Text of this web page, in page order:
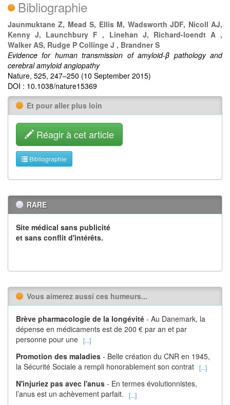
Bibliographie
Jaunmuktane Z, Mead S, Ellis M, Wadsworth JDF, Nicoll AJ,
Kenny J, Launchbury F , Linehan J, Richard-loendt A ,
Walker AS, Rudge P Collinge J , Brandner S
Evidence for human transmission of amyloid-β pathology and
cerebral amyloid angiopathy
Nature, 525, 247–250 (10 September 2015)
DOI : 10.1038/nature15369
Et pour aller plus loin
Réagir à cet article
Bibliographie
RARE
Site médical sans publicité
et sans conflit d'intérêts.
Vous aimerez aussi ces humeurs...
Brève pharmacologie de la longévité - Au Danemark, la
dépense en médicaments est de 200 € par an et par
personne pour une [...]
Promotion des maladies - Belle création du CNR en 1945,
la Sécurité Sociale a rempli honorablement son contrat [...]
N'injuriez pas avec l'anus - En termes évolutionnistes,
l’anus est un achèvement parfait.
[...]